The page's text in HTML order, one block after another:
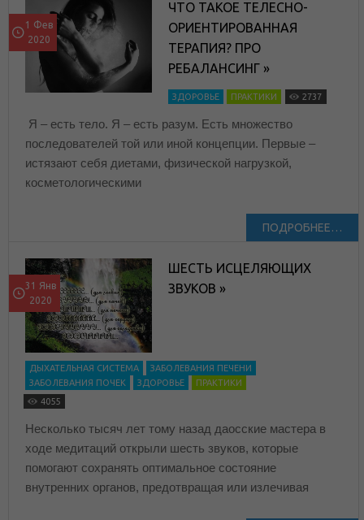
1 Фев
2020
ЧТО ТАКОЕ ТЕЛЕСНО-
ОРИЕНТИРОВАННАЯ
ТЕРАПИЯ? ПРО
РЕБАЛАНСИНГ »
ЗДОРОВЬЕ ПРАКТИКИ 2737
Я – есть тело. Я – есть разум. Есть множество
последователей той или иной концепции. Первые –
истязают себя диетами, физической нагрузкой,
косметологическими
ПОДРОБНЕЕ…
31 Янв
2020
ШЕСТЬ ИСЦЕЛЯЮЩИХ
ЗВУКОВ »
ДЫХАТЕЛЬНАЯ СИСТЕМА
ЗАБОЛЕВАНИЯ ПЕЧЕНИ
ЗАБОЛЕВАНИЯ ПОЧЕК
ЗДОРОВЬЕ
ПРАКТИКИ
4055
Несколько тысяч лет тому назад даосские мастера в
ходе медитаций открыли шесть звуков, которые
помогают сохранять оптимальное состояние
внутренних органов, предотвращая или излечивая